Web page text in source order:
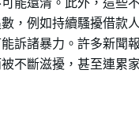
，例如持續騷擾借款
訴諸暴力。許多新聞
不斷滋擾，甚至連累